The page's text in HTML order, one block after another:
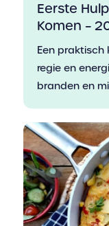
Eerste
Komen –
Een praktisch
regie en
branden en